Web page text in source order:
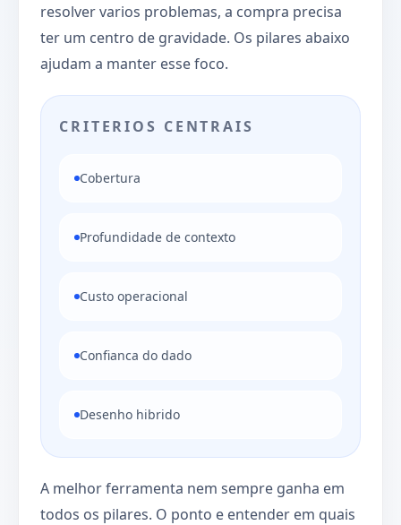
resolver varios problemas, a compra precisa
ter um centro de gravidade. Os pilares abaixo
ajudam a manter esse foco.
CRITERIOS CENTRAIS
Cobertura
Profundidade de contexto
Custo operacional
Confianca do dado
Desenho hibrido
A melhor ferramenta nem sempre ganha em
todos os pilares. O ponto e entender em quais